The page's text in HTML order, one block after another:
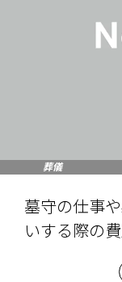
葬儀
墓守の仕事
いする際の